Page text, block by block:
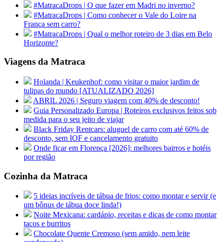
#MatracaDrops | O que fazer em Madri no inverno?
#MatracaDrops | Como conhecer o Vale do Loire na
França sem carro?
#MatracaDrops | Qual o melhor roteiro de 3 dias em Belo
Horizonte?
Viagens da Matraca
Holanda | Keukenhof: como visitar o maior jardim de
tulipas do mundo [ATUALIZADO 2026]
ABRIL 2026 | Seguro viagem com 40% de desconto!
Guia Personalizado Europa | Roteiros exclusivos feitos sob
medida para o seu jeito de viajar
Black Friday Rentcars: aluguel de carro com até 60% de
desconto, sem IOF e cancelamento gratuito
Onde ficar em Florença [2026]: melhores bairros e hotéis
por região
Cozinha da Matraca
5 ideias incríveis de tábua de frios: como montar e servir (e
um bônus de tábua doce linda!)
Noite Mexicana: cardápio, receitas e dicas de como montar
tacos e burritos
Chocolate Quente Cremoso (sem amido, nem leite